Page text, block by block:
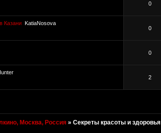
0
Казани
KatiaNosova
0
0
2
Москва, Россия »Секреты красоты и здоровья